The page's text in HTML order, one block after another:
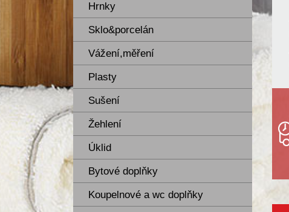
Hrnky
Sklo&porcelán
Vážení,měření
Plasty
Sušení
Žehlení
Úklid
Bytové doplňky
Koupelnové a wc doplňky